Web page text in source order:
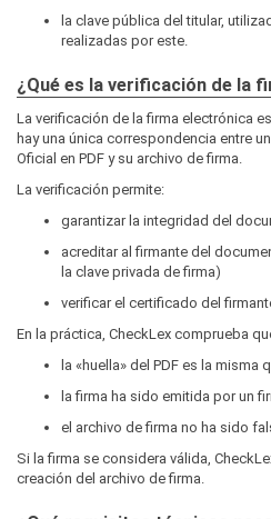
la clave pública del titular,
realizadas por este.
¿Qué es la verificación de la
La verificación de la firma electrónica
hay una única correspondencia entre
Oficial en PDF y su archivo de firma.
La verificación permite:
garantizar la integridad del
acreditar al firmante del
la clave privada de firma)
verificar el certificado del
En la práctica, CheckLex comprueba
la «huella» del PDF es la misma
la firma ha sido emitida por un
el archivo de firma no ha sido
Si la firma se considera válida,
creación del archivo de firma.